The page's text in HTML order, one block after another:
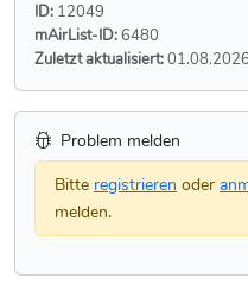
ID: 12049
mAirList-ID:6480
Zuletzt aktualisiert:
Problem melden
Bitte registrieren oder
melden.